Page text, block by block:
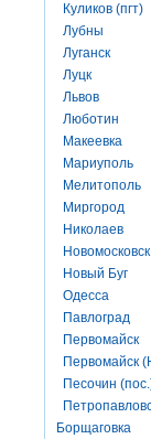
Куликов (пгт)
Лубны
Луганск
Луцк
Львов
Люботин
Макеевка
Мариуполь
Мелитополь
Миргород
Николаев
Новомосковск
Новый Буг
Одесса
Павлоград
Первомайск
Первомайск
Песочин
Борщаговка